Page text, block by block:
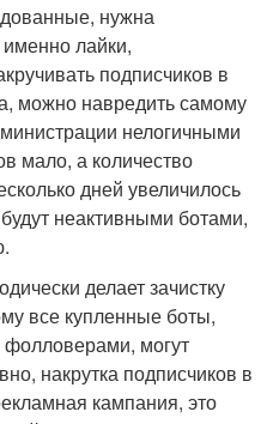
нужна
именно лайки,
подписчиков в
можно навредить самому
нелогичными
мало, а количество
дней увеличилось
неактивными ботами,
делает зачистку
все купленные боты,
могут
накрутка подписчиков в
кампания, это